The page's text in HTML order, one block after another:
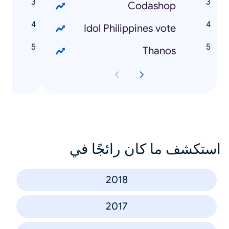
Codashop
Idol Philippines vote
Thanos
استكشف ما كان رائجًا في
2018
2017